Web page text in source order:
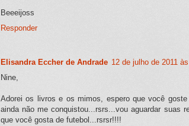
Beeeijoss
Responder
Elisandra Eccher de Andrade 12 de julho de 2011
Nine,
Adorei os livros e os mimos, espero que você
ainda não me conquistou...rsrs...vou aguardar suas
que você gosta de futebol...rsrsr!!!!